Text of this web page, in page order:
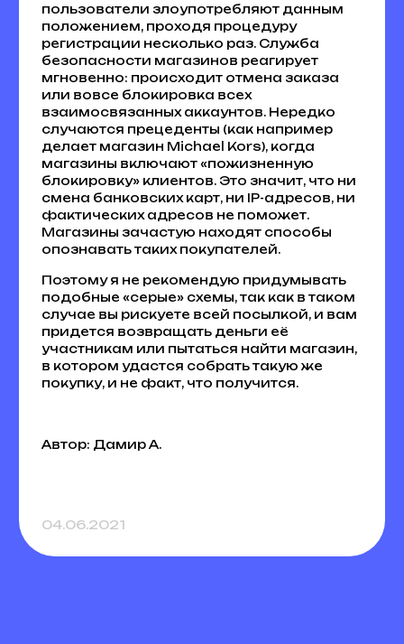
пользователи злоупотребляют данным
положением, проходя процедуру
регистрации несколько раз. Служба
безопасности магазинов реагирует
мгновенно: происходит отмена заказа
или вовсе блокировка всех
взаимосвязанных аккаунтов. Нередко
случаются прецеденты (как например
делает магазин Michael Kors), когда
магазины включают «пожизненную
блокировку» клиентов. Это значит, что ни
смена банковских карт, ни IP-адресов, ни
фактических адресов не поможет.
Магазины зачастую находят способы
опознавать таких покупателей.
Поэтому я не рекомендую придумывать
подобные «серые» схемы, так как в таком
случае вы рискуете всей посылкой, и вам
придется возвращать деньги её
участникам или пытаться найти магазин,
в котором удастся собрать такую же
покупку, и не факт, что получится.
Автор: Дамир А.
04.06.2021